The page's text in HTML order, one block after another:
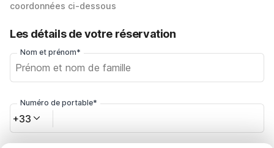
coordonnées ci-dessous
Les détails de votre réservation
Nom et prénom*
Numéro de portable*
+33